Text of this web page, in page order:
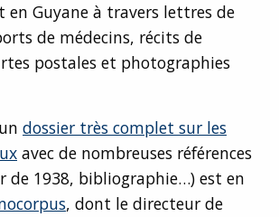
en Guyane à travers lettres de
de médecins, récits de
postales et photographies
dossier très complet sur les
avec de nombreuses références
de 1938, bibliographie…) est en
, dont le directeur de